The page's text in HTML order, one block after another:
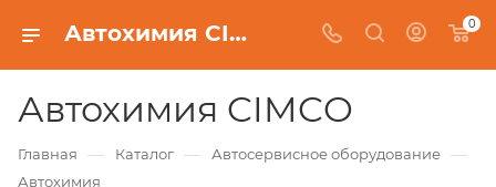
Автохимия CIMCO 0
Автохимия CIMCO
Главная — Каталог — Автосервисное оборудование —
Автохимия